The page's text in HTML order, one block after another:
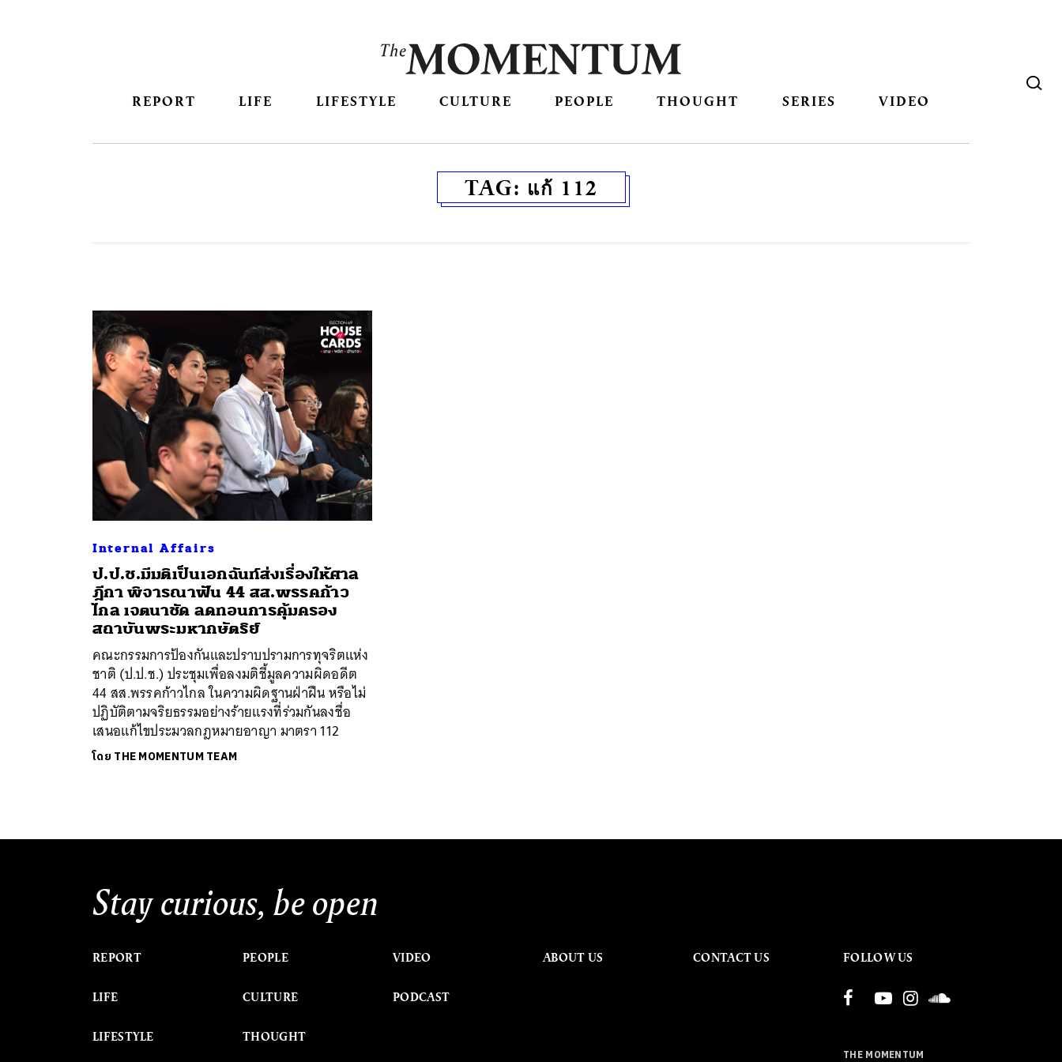
REPORT LIFE LIFESTYLE CULTURE PEOPLE THOUGHT SERIES VIDEO
TAG: แก้ 112
Internal Affairs
ป.ป.ช.มีมติเป็นเอกฉันท์ส่งเรื่องให้ศาล
ฎีกา พิจารณาฟัน 44 สส.พรรคก้าว
ไกล เจตนาชัด ลดทอนการคุ้มครอง
สถาบันพระมหากษัตริย์
คณะกรรมการป้องกันและปราบปรามการทุจริตแห่ง
ชาติ (ป.ป.ช.) ประชุมเพื่อลงมติชี้มูลความผิดอดีต
44 สส.พรรคก้าวไกล ในความผิดฐานฝ่าฝืน หรือไม่
ปฏิบัติตามจริยธรรมอย่างร้ายแรงที่ร่วมกันลงชื่อ
เสนอแก้ไขประมวลกฎหมายอาญา มาตรา 112
โดย THE MOMENTUM TEAM
Stay curious, be open
REPORT
LIFE
LIFESTYLE
PEOPLE
CULTURE
THOUGHT
VIDEO
PODCAST
ABOUT US CONTACT US FOLLOW US
THE MOMENTUM
ค้นหา